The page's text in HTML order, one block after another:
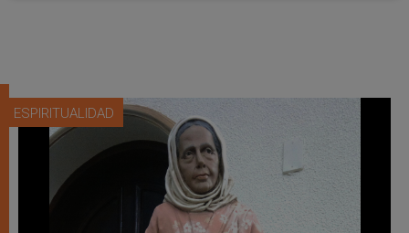
ESPIRITUALIDAD